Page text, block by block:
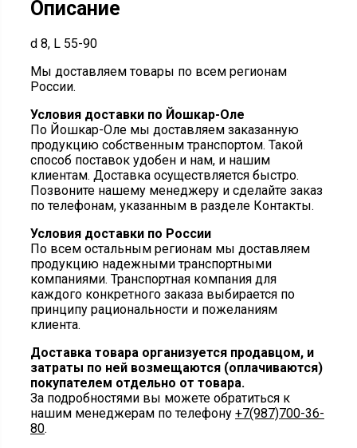
Описание
d 8, L 55-90
Мы доставляем товары по всем регионам
России.
Условия доставки по Йошкар-Оле
По Йошкар-Оле мы доставляем заказанную
продукцию собственным транспортом. Такой
способ поставок удобен и нам, и нашим
клиентам. Доставка осуществляется быстро.
Позвоните нашему менеджеру и сделайте заказ
по телефонам, указанным в разделе Контакты.
Условия доставки по России
По всем остальным регионам мы доставляем
продукцию надежными транспортными
компаниями. Транспортная компания для
каждого конкретного заказа выбирается по
принципу рациональности и пожеланиям
клиента.
Доставка товара организуется продавцом, и
затраты по ней возмещаются (оплачиваются)
покупателем отдельно от товара.
За подробностями вы можете обратиться к
нашим менеджерам по телефону +7(987)700-36-
80.